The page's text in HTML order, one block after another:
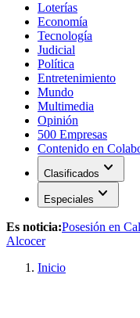
Loterías
Economía
Tecnología
Judicial
Política
Entretenimiento
Mundo
Multimedia
Opinión
500 Empresas
Contenido en
Clasificados expand_more
Especiales expand_more
Es noticia:Posesión en
Alcocer
Inicio